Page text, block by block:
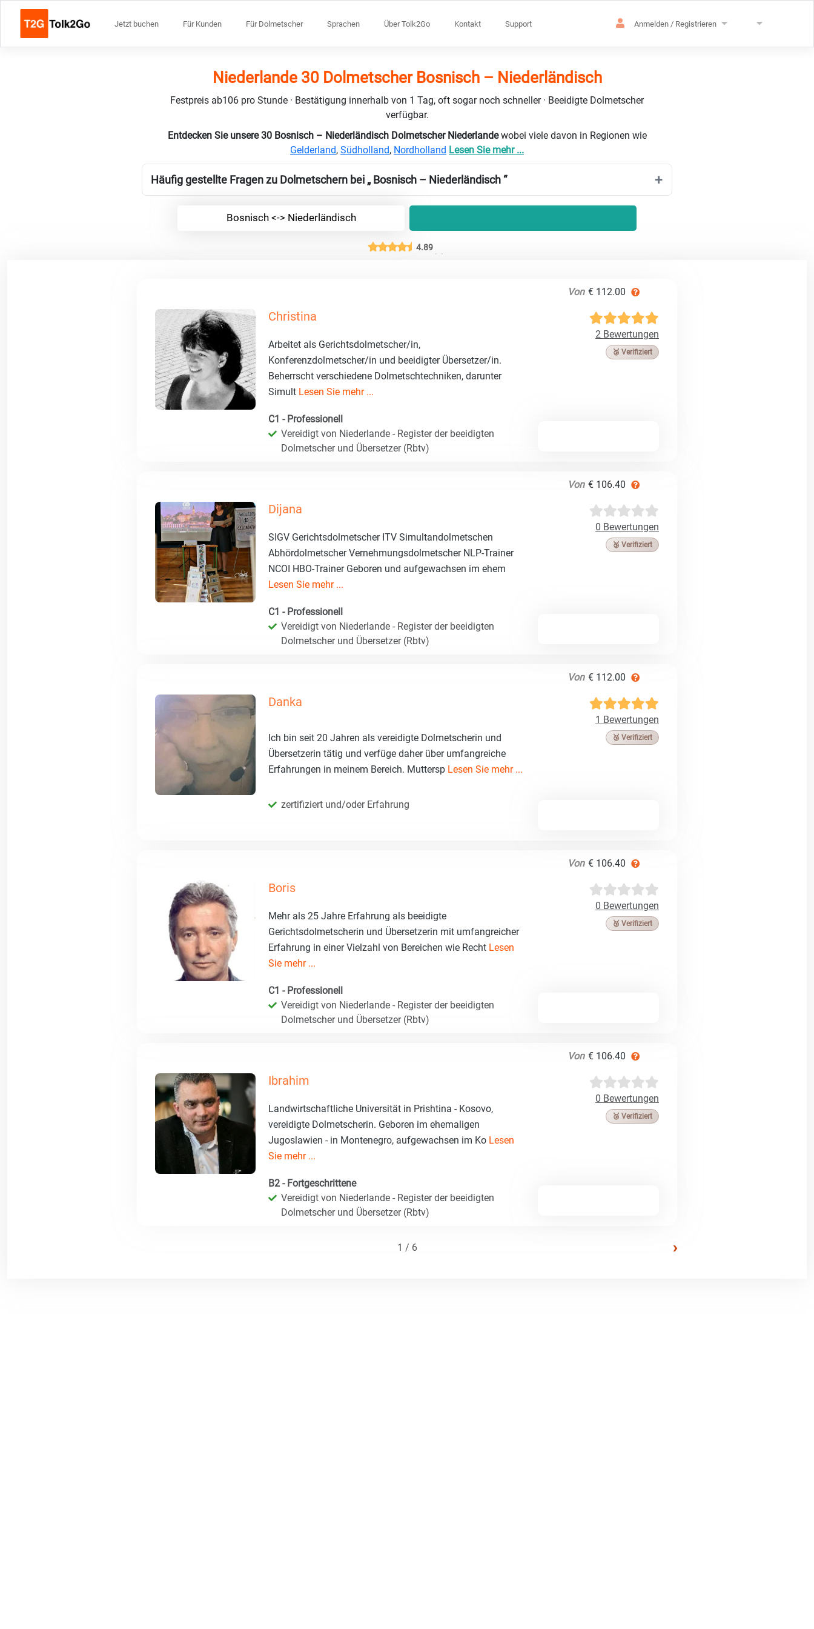
Jetzt buchen Für Kunden Für Dolmetscher Sprachen Über Tolk2Go Kontakt Support Anmelden / Registrieren
Niederlande 30 Dolmetscher Bosnisch – Niederländisch
Festpreis ab106 pro Stunde · Bestätigung innerhalb von 1 Tag, oft sogar noch schneller · Beeidigte Dolmetscher
verfügbar.
Entdecken Sie unsere 30 Bosnisch – Niederländisch Dolmetscher Niederlandewobei viele davon in Regionen wie
Gelderland, Südholland, Nordholland Lesen Sie mehr ...
Häufig gestellte Fragen zu Dolmetschern bei „ Bosnisch – Niederländisch “
Bosnisch <-> Niederländisch
4.89
Von € 112.00
Christina
2 Bewertungen
🥉 Verifiziert
Arbeitet als Gerichtsdolmetscher/in,
Konferenzdolmetscher/in und beeidigter Übersetzer/in.
Beherrscht verschiedene Dolmetschtechniken, darunter
Simult Lesen Sie mehr ...
C1 - Professionell
Vereidigt von Niederlande - Register der beeidigten
Dolmetscher und Übersetzer (Rbtv)
Von € 106.40
Dijana
0 Bewertungen
🥉 Verifiziert
SIGV Gerichtsdolmetscher ITV Simultandolmetschen
Abhördolmetscher Vernehmungsdolmetscher NLP-Trainer
NCOI HBO-Trainer Geboren und aufgewachsen im ehem
Lesen Sie mehr ...
C1 - Professionell
Vereidigt von Niederlande - Register der beeidigten
Dolmetscher und Übersetzer (Rbtv)
Von € 112.00
Danka
1 Bewertungen
🥉 Verifiziert
Ich bin seit 20 Jahren als vereidigte Dolmetscherin und
Übersetzerin tätig und verfüge daher über umfangreiche
Erfahrungen in meinem Bereich. Muttersp Lesen Sie mehr ...
zertifiziert und/oder Erfahrung
Von € 106.40
Boris
0 Bewertungen
🥉 Verifiziert
Mehr als 25 Jahre Erfahrung als beeidigte
Gerichtsdolmetscherin und Übersetzerin mit umfangreicher
Erfahrung in einer Vielzahl von Bereichen wie Recht Lesen
Sie mehr ...
C1 - Professionell
Vereidigt von Niederlande - Register der beeidigten
Dolmetscher und Übersetzer (Rbtv)
Von € 106.40
Ibrahim
0 Bewertungen
🥉 Verifiziert
Landwirtschaftliche Universität in Prishtina - Kosovo,
vereidigte Dolmetscherin. Geboren im ehemaligen
Jugoslawien - in Montenegro, aufgewachsen im Ko Lesen
Sie mehr ...
B2 - Fortgeschrittene
Vereidigt von Niederlande - Register der beeidigten
Dolmetscher und Übersetzer (Rbtv)
1 / 6 ›